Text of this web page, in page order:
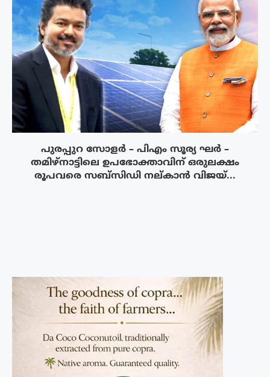
പുരപ്പുറ സോളർ – പിഎം സൂര്യ ഘർ –
തമിഴ്നാട്ടിലെ ഉപഭോക്താവിന് ഒരുലക്ഷം
രൂപവരെ സബ്സിഡി നല്കാൻ വിജയ്...